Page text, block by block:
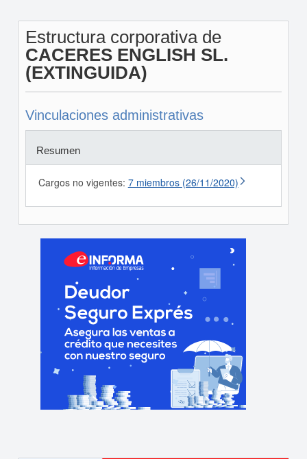
Estructura corporativa de
CACERES ENGLISH SL.
(EXTINGUIDA)
Vinculaciones administrativas
Resumen
Cargos no vigentes: 7 miembros (26/11/2020)